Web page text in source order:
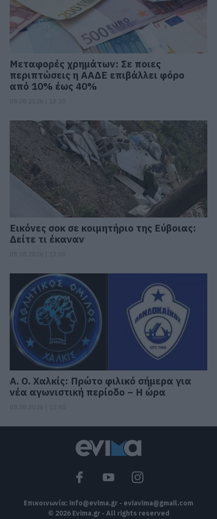
Μεταφορές χρημάτων: Σε ποιες
περιπτώσεις η ΑΑΔΕ επιβάλλει φόρο
από 10% έως 40%
Εικόνες σοκ σε κοιμητήριο της Εύβοιας:
Δείτε τι έκαναν
Α. Ο. Χαλκίς: Πρώτο φιλικό σήμερα για
νέα αγωνιστική περίοδο – Η ώρα
Επικοινωνία: info@evima.gr - eviavima@gmail.com
© 2026 Evima.gr - All rights reserved